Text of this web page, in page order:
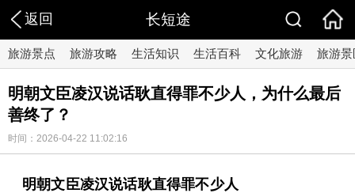
返回 长短途
旅游景点 旅游攻略 生活知识 生活百科 文化旅游 旅游景
明朝文臣凌汉说话耿直得罪不少人，为什么最后
善终了？
时间：2026-04-22 11:02:16
明朝文臣凌汉说话耿直得罪不少人